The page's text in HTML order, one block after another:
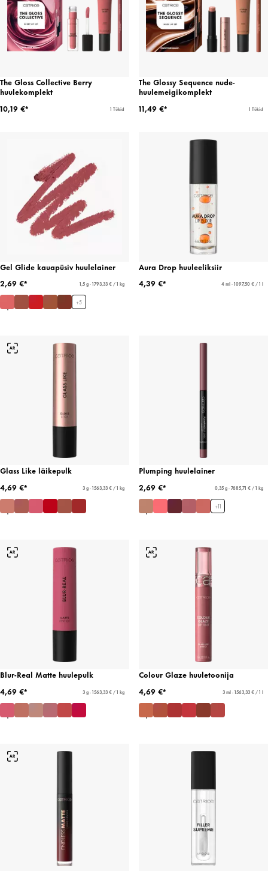
The Gloss Collective Berry
huulekomplekt
10,19 €*
1 Tükid
The Glossy Sequence nude-
huulemeigikomplekt
11,49 €*
1 Tükid
Gel Glide kauapüsiv huulelainer
2,69 €*
1,5 g - 1793,33 € / 1 kg
+5
Aura Drop huuleeliksiir
4,39 €*
4 ml - 1097,50 € / 1 l
Glass Like läikepulk
4,69 €*
3 g - 1563,33 € / 1 kg
Plumping huulelainer
2,69 €*
0,35 g - 7685,71 € / 1 kg
+11
Blur-Real Matte huulepulk
4,69 €*
3 g - 1563,33 € / 1 kg
Colour Glaze huuletoonija
4,69 €*
3 ml - 1563,33 € / 1 l